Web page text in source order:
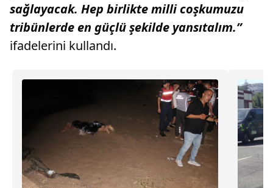
sağlayacak. Hep birlikte milli coşkumuzu
tribünlerde en güçlü şekilde yansıtalım.”
ifadelerini kullandı.